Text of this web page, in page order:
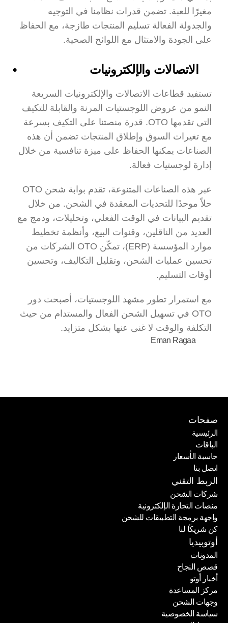
على الجودة والامتثال مع اللوائح الصحية.
الاتصالات والإلكترونيات
إدارة لوجستيات فعالة.
أوقات التسليم.
التكلفة والوقت لا غنى عنها بشكل متزايد.
Eman Ragaa
صفحات
الرئيسية
الرئيسية
الباقات
الباقات
حاسبة الأسعار
حاسبة الأسعار
اتصل بنا
اتصل بنا
الربط التقني
شركات الشحن
شركات الشحن
منصات التجارة الإلكترونية
منصات التجارة الإلكترونية
واجهة برمجة التطبيقات للشحن
واجهة برمجة التطبيقات للشحن
كن شريكًا لنا
كن شريكًا لنا
أوتوبيديا
المدونات
المدونات
قصص النجاح
قصص النجاح
أخبار أوتو
أخبار أوتو
مركز المساعدة
مركز المساعدة
وجهات الشحن
وجهات الشحن
سياسة الخصوصية